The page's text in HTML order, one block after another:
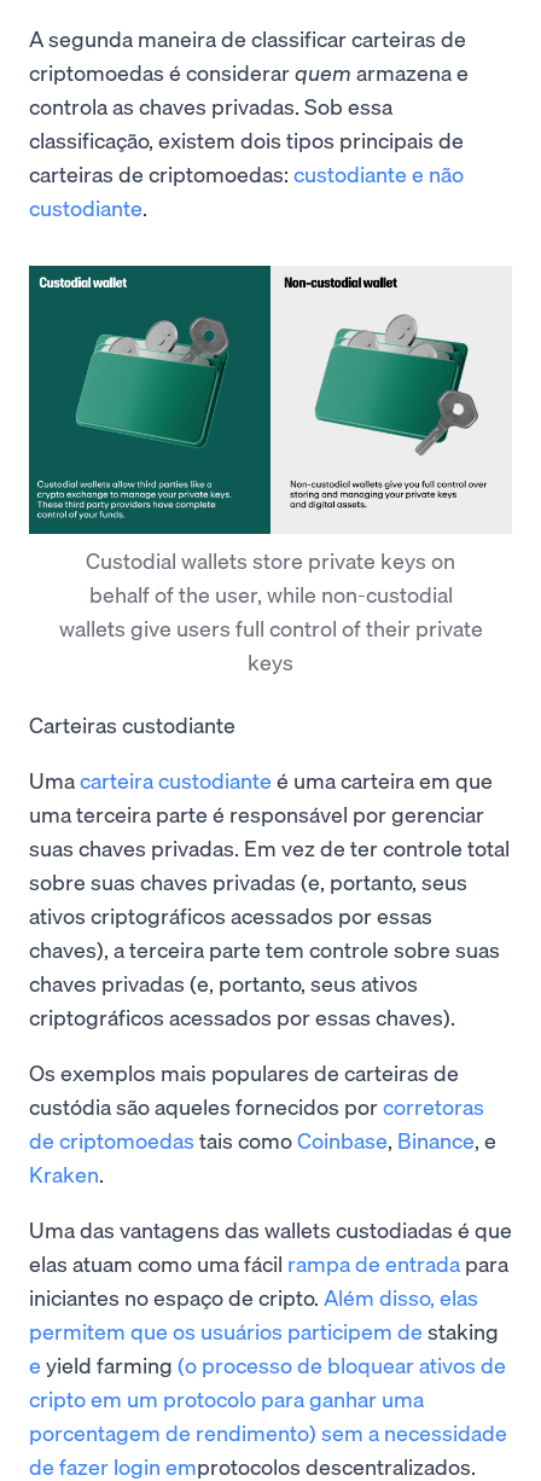
A segunda maneira de classificar carteiras de
criptomoedas é considerarquem armazena e
controla as chaves privadas. Sob essa
classificação, existem dois tipos principais de
carteiras de criptomoedas: custodiante e não
custodiante
Custodial wallets store private keys on
behalf of the user, while non-custodial
wallets give users full control of their private
keys
Carteiras custodiante
Umacarteira custodiante é uma carteira em que
uma terceira parte é responsável por gerenciar
suas chaves privadas. Em vez de ter controle total
sobre suas chaves privadas (e, portanto, seus
ativos criptográficos acessados por essas
chaves), a terceira parte tem controle sobre suas
chaves privadas (e, portanto, seus ativos
criptográficos acessados por essas chaves).
Os exemplos mais populares de carteiras de
custódia são aqueles fornecidos porcorretoras
de criptomoedas tais comoCoinbase, Binance, e
Kraken.
Uma das vantagens das wallets custodiadas é que
elas atuam como uma fácil rampa de entrada para
iniciantes no espaço de cripto. Além disso, elas
permitem que os usuários participem de staking
e yield farming (o processo de bloquear ativos de
cripto em um protocolo para ganhar uma
porcentagem de rendimento) sem a necessidade
de fazer login emprotocolos descentralizados.